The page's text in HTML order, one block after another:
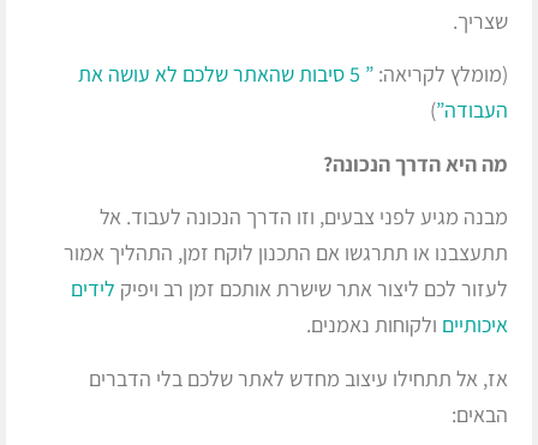
שצריך.
(מומלץ לקריאה:
” 5 סיבות שהאתר שלכם לא עושה את
העבודה”)
מה היא הדרך הנכונה?
מבנה מגיע לפני צבעים, וזו הדרך הנכונה לעבוד. אל
תתעצבנו או תתרגשו אם התכנון לוקח זמן, התהליך אמור
לעזור לכם ליצור אתר שישרת אותכם זמן רב ויפיק לידים
איכותיים ולקוחות נאמנים.
אז, אל תתחילו עיצוב מחדש לאתר שלכם בלי הדברים
הבאים: